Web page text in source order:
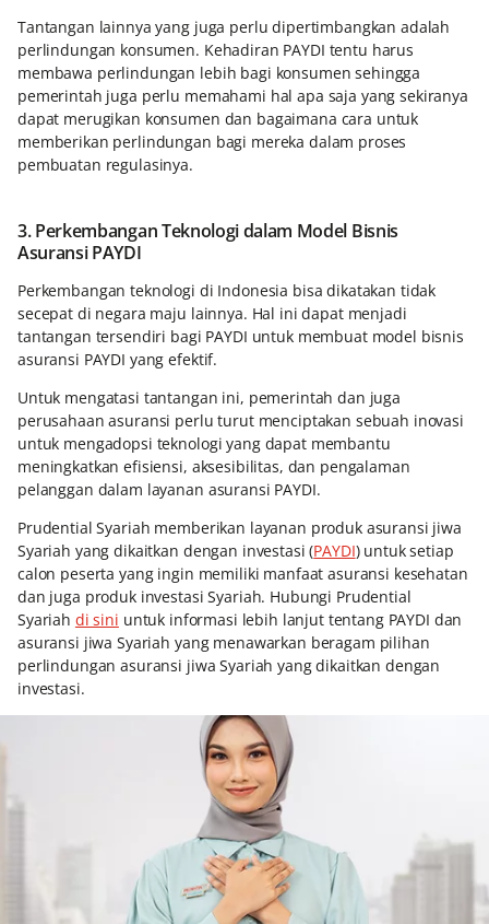
Tantangan lainnya yang juga perlu dipertimbangkan adalah
perlindungan konsumen. Kehadiran PAYDI tentu harus
membawa perlindungan lebih bagi konsumen sehingga
pemerintah juga perlu memahami hal apa saja yang sekiranya
dapat merugikan konsumen dan bagaimana cara untuk
memberikan perlindungan bagi mereka dalam proses
pembuatan regulasinya.
3. Perkembangan Teknologi dalam Model Bisnis
Asuransi PAYDI
Perkembangan teknologi di Indonesia bisa dikatakan tidak
secepat di negara maju lainnya. Hal ini dapat menjadi
tantangan tersendiri bagi PAYDI untuk membuat model bisnis
asuransi PAYDI yang efektif.
Untuk mengatasi tantangan ini, pemerintah dan juga
perusahaan asuransi perlu turut menciptakan sebuah inovasi
untuk mengadopsi teknologi yang dapat membantu
meningkatkan efisiensi, aksesibilitas, dan pengalaman
pelanggan dalam layanan asuransi PAYDI.
Prudential Syariah memberikan layanan produk asuransi jiwa
Syariah yang dikaitkan dengan investasi (PAYDI) untuk setiap
calon peserta yang ingin memiliki manfaat asuransi kesehatan
dan juga produk investasi Syariah. Hubungi Prudential
Syariah di sini untuk informasi lebih lanjut tentang PAYDI dan
asuransi jiwa Syariah yang menawarkan beragam pilihan
perlindungan asuransi jiwa Syariah yang dikaitkan dengan
investasi.